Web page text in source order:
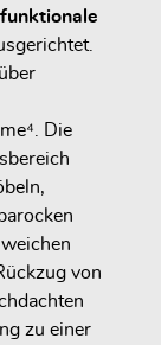
funktionale
Die
von
zu einer